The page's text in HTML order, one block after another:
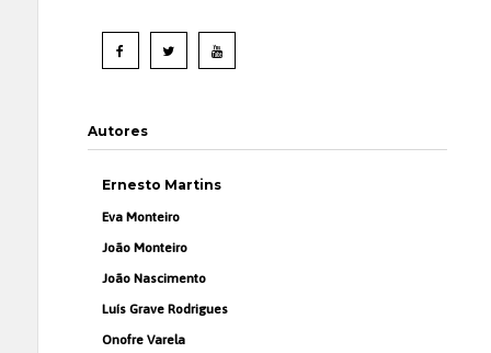
Autores
Ernesto Martins
Eva Monteiro
João Monteiro
João Nascimento
Luís Grave Rodrigues
Onofre Varela